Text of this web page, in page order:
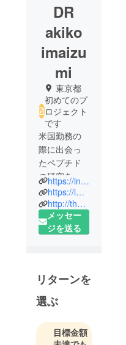
DR
akiko
imaizu
mi
東京都
初めてのプ
ロジェクト
です
米国勤務の
際に出会っ
たペプチド
の研究をは
じめ、約10
年ほど前よ
り基礎化粧
品ブランド
た。また一
方で、美容
医療領域に
おいて最先
端の再生医
https://instagram.com/iakiko_0622?igshid=1o2bye0y1e2vt
https://imaizumisc.or.jp/
http://thea.tokyo/
メッセー
ジを送る
リターンを
選ぶ
目標金額